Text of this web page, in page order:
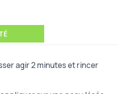
agir 2minutes et rincer